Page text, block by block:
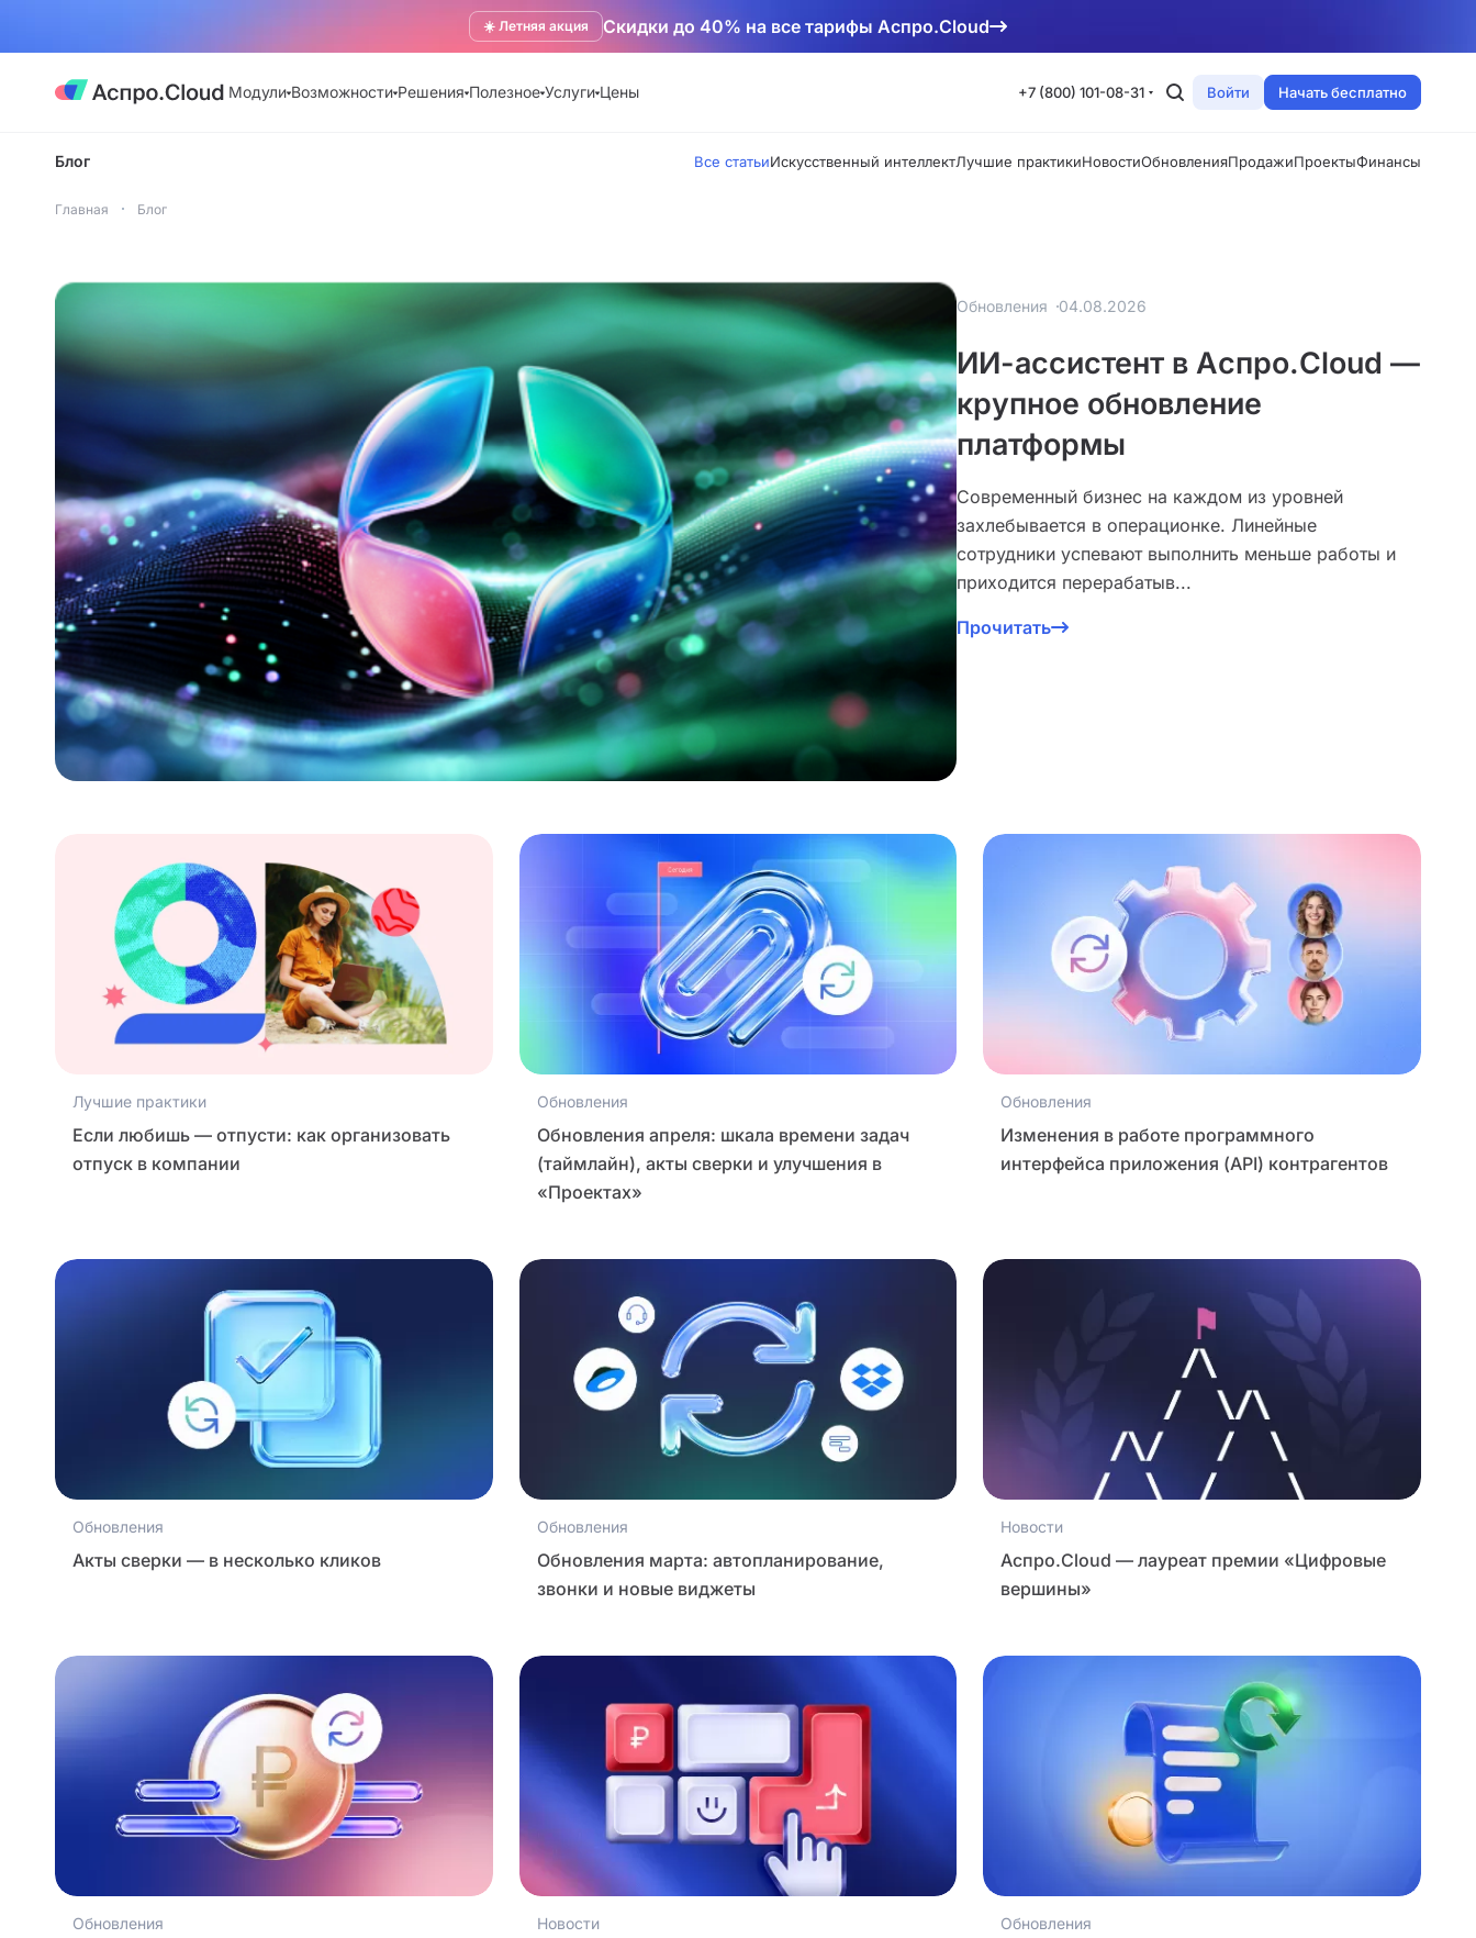
☀️ Летняя акция Скидки до 40% на все тарифы Аспро.Cloud
Модули Возможности Решения Полезное Услуги Цены +7 (800) 101-08-31 Войти Начать бесплатно
Блог Все статьиИскусственный интеллектЛучшие практикиНовостиОбновленияПродажиПроектыФинансы
Главная Блог
Обновления 04.08.2026
ИИ-ассистент в Аспро.Cloud —
крупное обновление
платформы
Современный бизнес на каждом из уровней
захлебывается в операционке. Линейные
сотрудники успевают выполнить меньше работы и
приходится перерабатыв...
Прочитать
Лучшие практики
Если любишь — отпусти: как организовать
отпуск в компании
Обновления
Обновления апреля: шкала времени задач
(таймлайн), акты сверки и улучшения в
«Проектах»
Обновления
Изменения в работе программного
интерфейса приложения (API) контрагентов
Обновления
Акты сверки — в несколько кликов
Обновления
Обновления марта: автопланирование,
звонки и новые виджеты
Новости
Аспро.Cloud — лауреат премии «Цифровые
вершины»
Обновления Новости Обновления